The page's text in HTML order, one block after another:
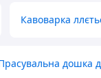
Кавоварка
дошка